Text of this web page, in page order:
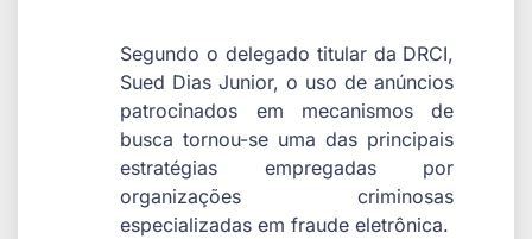
Segundo o delegado titular da DRCI,
Sued Dias Junior, o uso de anúncios
patrocinados em mecanismos de
busca tornou-se uma das principais
estratégias empregadas por
organizações criminosas
especializadas em fraude eletrônica.